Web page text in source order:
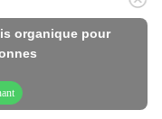
organique pour